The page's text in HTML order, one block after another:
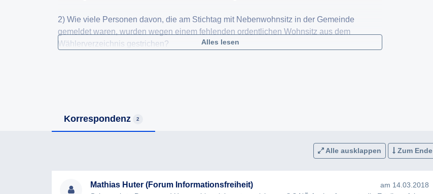
2) Wie viele Personen davon, die am Stichtag mit Nebenwohnsitz in der Gemeinde
gemeldet waren, wurden wegen einem fehlenden ordentlichen Wohnsitz aus dem
Wählerverzeichnis gestrichen?
und nach welchen Kriterien erfolgte die Beurteilung, ob ein „ordentlicher Wohnsitz“
5) Wie viele Betroffene wurden über die Streichung aus dem Wählerregister informiert?
Gemeinde ein? Wie vielen dieser Anträge wurde stattgegeben?
Alles lesen
Korrespondenz 2
Alle ausklappen Zum Ende
Mathias Huter (Forum Informationsfreiheit)
am 14.03.2018